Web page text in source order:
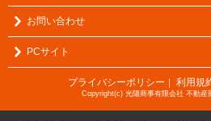
お問い合わせ
PCサイト
プライバシーポリシー ｜ 利用規
Copyright(c) 光陽商事有限会社 不動